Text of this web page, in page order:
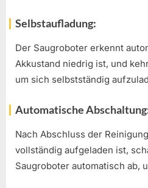
Selbstaufladung:
Der Saugroboter erkennt
Akkustand niedrig ist, und
um sich selbstständig
Automatische
Nach Abschluss der
vollständig aufgeladen ist,
Saugroboter automatisch ab,